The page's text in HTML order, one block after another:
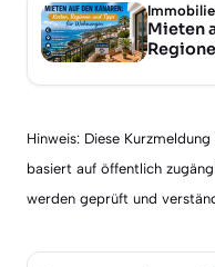
Mieten
Hinweis: Diese
basiert auf öffentlich
werden geprüft und